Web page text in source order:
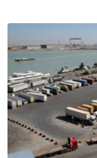
در سراسر ناوگان بالاتر
در بخش نفت خام، نرخ حمل نفتکش‌های غول‌پیکر VLCC از
خلیج‌فارس به آسیا در یک ماه ۸.۰۷ دلار افزایش یافت و به
میانگین ۱۲.۸۶ دلار به‌ازای هر بشکه رسید؛ رقمی که ۶ برابر
کشتینیز به دلیل
جنگ، تمایلی برای عبور از
پس از ۲۵ مارس، نرخ‌ها کمی آرام گرفت و
حدود ۱۱ دلار تثبیت شد که هنوز هم اندکی کمتر از اوج ۱۴.۹۰ دلار